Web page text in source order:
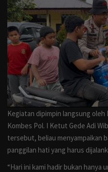
Bisnis
Infotorial
Iklan
Galeri
Banner
Kegiatan dipimpin langsung oleh
Kombes Pol. I Ketut Gede Adi
tersebut, beliau menyampaikan
panggilan hati yang harus
“Hari ini kami hadir bukan